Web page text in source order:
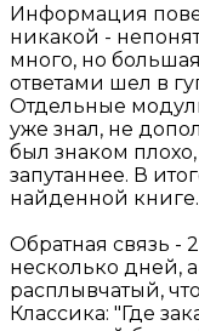
Информация
никакой -
много, но
ответами шел в
Отдельные
уже знал, не
был знаком
запутаннее. В
найденной книге.
Обратная связь -
несколько дней,
расплывчатый,
Классика: "Где